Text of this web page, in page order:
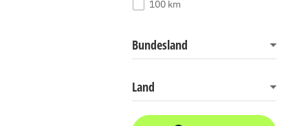
100 km
Bundesland
Land